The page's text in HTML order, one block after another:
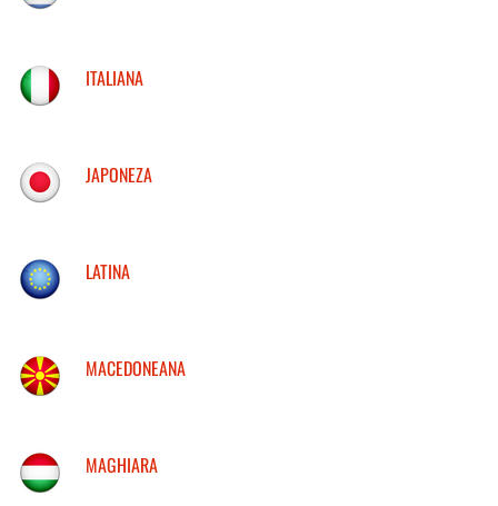
ITALIANA
JAPONEZA
LATINA
MACEDONEANA
MAGHIARA